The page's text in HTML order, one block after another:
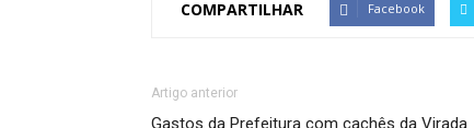
COMPARTILHAR Facebook
Artigo anterior
Gastos da Prefeitura com cachês da Virada